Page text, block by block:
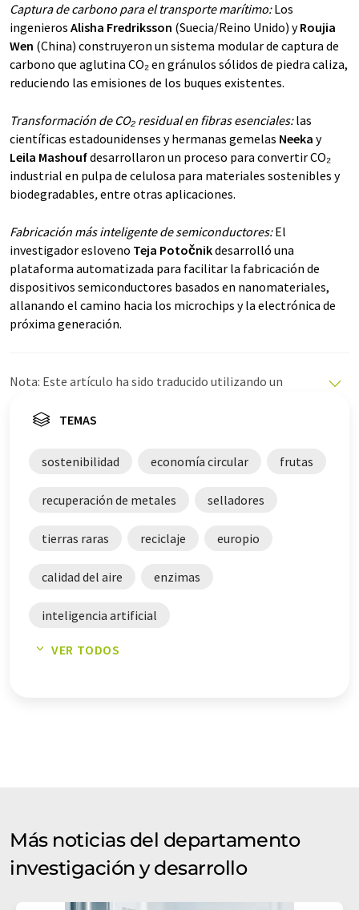
Captura de carbono para el transporte marítimo:Los
ingenieros Alisha Fredriksson (Suecia/Reino Unido) yRoujia
Wen (China) construyeron un sistema modular de captura de
carbono que aglutina CO₂ en gránulos sólidos de piedra caliza,
reduciendo las emisiones de los buques existentes.
Transformación de CO₂ residual en fibras esenciales:las
científicas estadounidenses y hermanas gemelas Neeka y
Leila Mashoufdesarrollaron un proceso para convertir CO₂
industrial en pulpa de celulosa para materiales sostenibles y
biodegradables,entre otras aplicaciones.
Fabricación más inteligente de semiconductores:El
investigador esloveno Teja Potočnikdesarrolló una
plataforma automatizada para facilitar la fabricación de
dispositivos semiconductores basados en nanomateriales,
allanando el camino hacia los microchips y la electrónica de
próxima generación.
Nota: Este artículo ha sido traducido utilizando un
ofrece estas traducciones automáticas para presentar
este artículo ha sido traducido con traducción
vocabulario, sintaxis o gramática. El artículo original en
Inglés se puede encontrar
TEMAS
sostenibilidad economía circular frutas
recuperación de metales selladores
tierras raras reciclaje europio
calidad del aire enzimas
inteligencia artificial
intoxicación alimentaria
VER TODOS
Más noticias del departamento
investigación y desarrollo